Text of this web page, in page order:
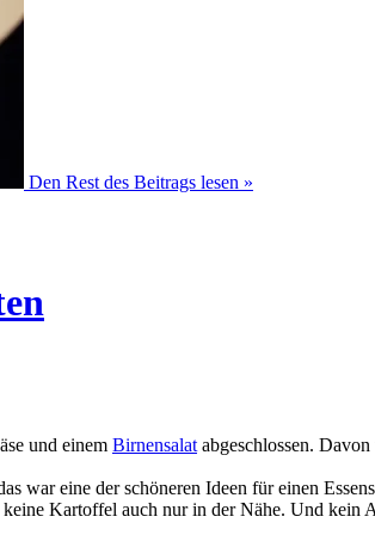
Den Rest des Beitrags lesen »
und einem Birnensalat abgeschlossen.
war eine der schöneren Ideen für einen
Kartoffel auch nur in der Nähe. Und kein